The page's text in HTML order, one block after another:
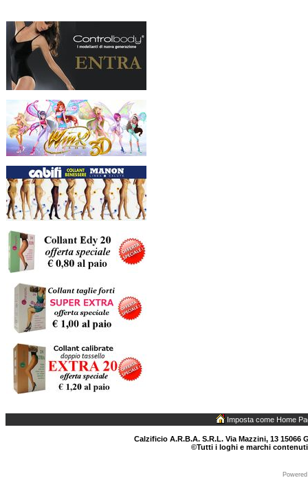
Imposta come Home
Calzificio A.R.B.A. S.R.L. Via Mazzini, 13 15066
©Tutti i loghi e marchi